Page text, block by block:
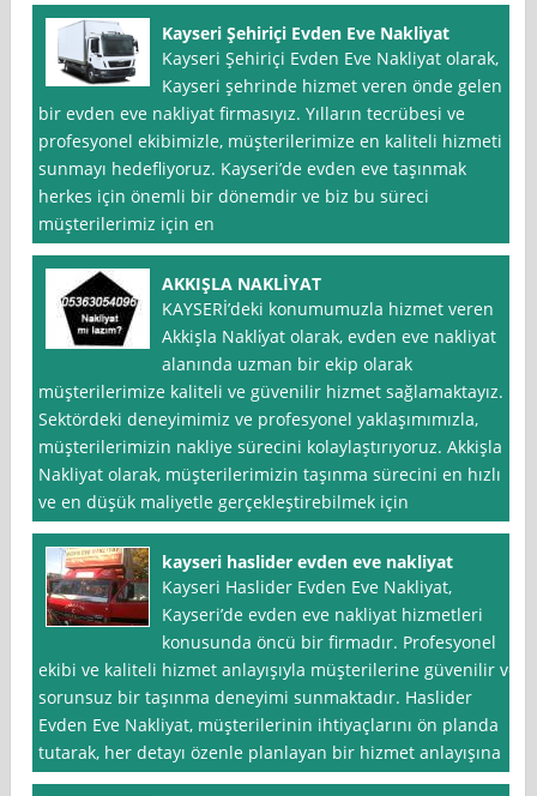
Kayseri Şehiriçi Evden Eve Nakliyat
Kayseri Şehiriçi Evden Eve Nakliyat olarak,
Kayseri şehrinde hizmet veren önde gelen
bir evden eve nakliyat firmasıyız. Yılların tecrübesi ve
profesyonel ekibimizle, müşterilerimize en kaliteli hizmeti
sunmayı hedefliyoruz. Kayseri’de evden eve taşınmak
herkes için önemli bir dönemdir ve biz bu süreci
müşterilerimiz için en
AKKIŞLA NAKLİYAT
KAYSERİ’deki konumumuzla hizmet veren
Akkişla Nakli̇yat olarak, evden eve nakliyat
alanında uzman bir ekip olarak
müşterilerimize kaliteli ve güvenilir hizmet sağlamaktayız.
Sektördeki deneyimimiz ve profesyonel yaklaşımımızla,
müşterilerimizin nakliye sürecini kolaylaştırıyoruz. Akkişla
Nakliyat olarak, müşterilerimizin taşınma sürecini en hızlı
ve en düşük maliyetle gerçekleştirebilmek için
kayseri haslider evden eve nakliyat
Kayseri Haslider Evden Eve Nakliyat,
Kayseri’de evden eve nakliyat hizmetleri
konusunda öncü bir firmadır. Profesyonel
ekibi ve kaliteli hizmet anlayışıyla müşterilerine güvenilir ve
sorunsuz bir taşınma deneyimi sunmaktadır. Haslider
Evden Eve Nakliyat, müşterilerinin ihtiyaçlarını ön planda
tutarak, her detayı özenle planlayan bir hizmet anlayışına